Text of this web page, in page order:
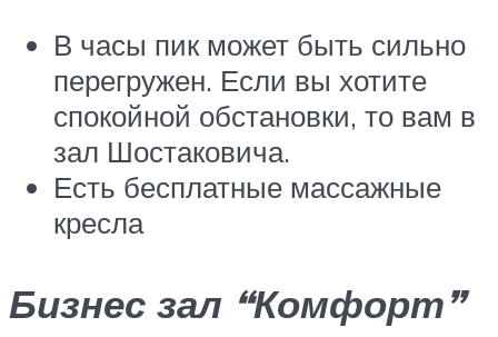
В часы пик может быть сильно
перегружен. Если вы хотите
спокойной обстановки, то вам в
зал Шостаковича.
Есть бесплатные массажные
кресла
Бизнес зал “Комфорт”